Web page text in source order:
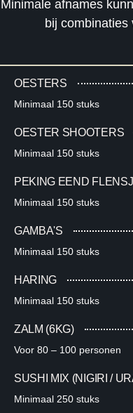
Minimale afnames
bij combinaties
OESTERS
Minimaal 150 stuks
OESTER SHOOTERS
Minimaal 150 stuks
PEKING EEND
Minimaal 150 stuks​
GAMBA'S​
Minimaal 150 stuks​
HARING​
Minimaal 150 stuks​
ZALM (6KG)​
Voor 80 – 100 personen​
SUSHI MIX (NIGIRI /
Minimaal 250 stuks​